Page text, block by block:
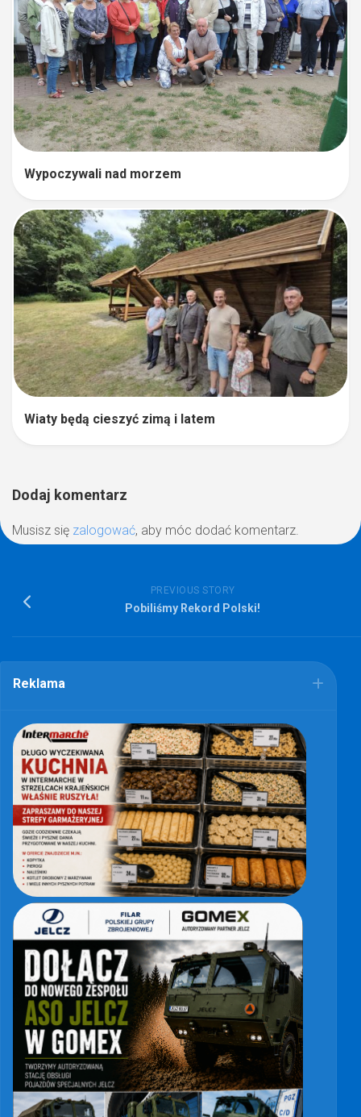
Wypoczywali nad morzem
Wiaty będą cieszyć zimą i latem
Dodaj komentarz
Musisz się zalogować, aby móc dodać komentarz.
PREVIOUS STORY
Pobiliśmy Rekord Polski!
Reklama